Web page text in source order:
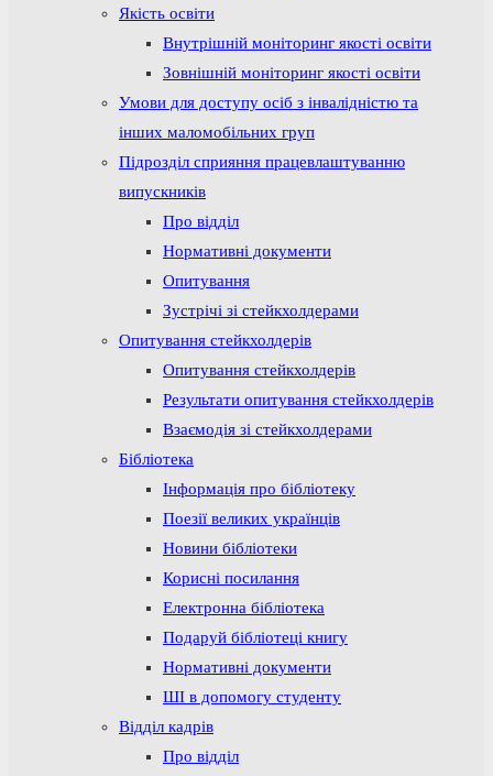
Якість освіти
Внутрішній моніторинг якості освіти
Зовнішній моніторинг якості освіти
Умови для доступу осіб з інвалідністю та
інших маломобільних груп
Підрозділ сприяння працевлаштуванню
випускників
Про відділ
Нормативні документи
Опитування
Зустрічі зі стейкхолдерами
Опитування стейкхолдерів
Опитування стейкхолдерів
Результати опитування стейкхолдерів
Взаємодія зі стейкхолдерами
Бібліотека
Інформація про бібліотеку
Поезії великих українців
Новини бібліотеки
Корисні посилання
Електронна бібліотека
Подаруй бібліотеці книгу
Нормативні документи
ШІ в допомогу студенту
Відділ кадрів
Про відділ